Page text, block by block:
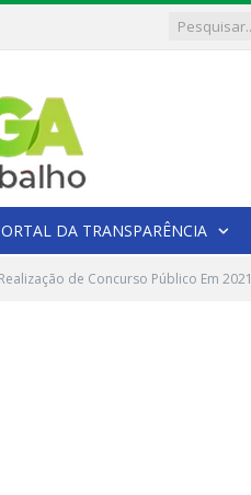
DA TRANSPARÊNCIA
de Concurso Público Em 2021